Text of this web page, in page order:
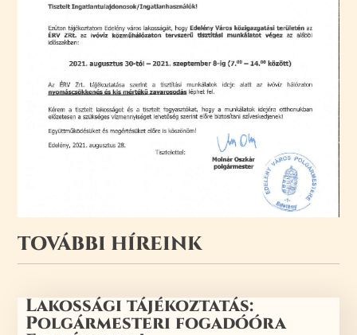
TOVÁBBI HÍREINK
Lakossági tájékoztatás:
Polgármesteri fogadóóra